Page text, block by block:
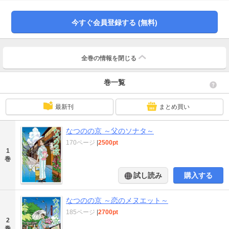
頃の祇園はまだ平成の初め、夜の花見小路は本当に真っ暗だったのです。お茶
屋さんに入っても、玄関はまだ薄暗くて・・・でも階段を上がって襖を開ける
今すぐ会員登録する (無料)
全巻の情報を 閉じる
巻一覧
最新刊 まとめ買い
1
巻
なつのの京 ～父のソナタ～
170ページ |2500pt
試し読み 購入する
2
なつのの京 ～恋のメヌエット～
185ページ |2700pt